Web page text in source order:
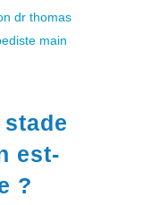
est-
?